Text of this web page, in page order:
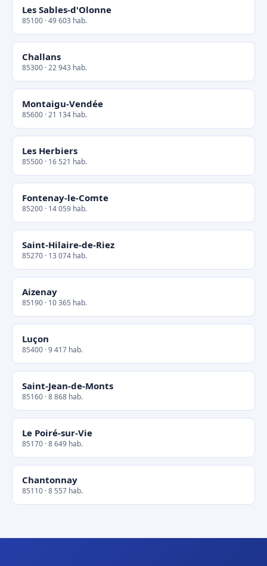
Les Sables-d'Olonne
85100 · 49 603 hab.
Challans
85300 · 22 943 hab.
Montaigu-Vendée
85600 · 21 134 hab.
Les Herbiers
85500 · 16 521 hab.
Fontenay-le-Comte
85200 · 14 059 hab.
Saint-Hilaire-de-Riez
85270 · 13 074 hab.
Aizenay
85190 · 10 365 hab.
Luçon
85400 · 9 417 hab.
Saint-Jean-de-Monts
85160 · 8 868 hab.
Le Poiré-sur-Vie
85170 · 8 649 hab.
Chantonnay
85110 · 8 557 hab.